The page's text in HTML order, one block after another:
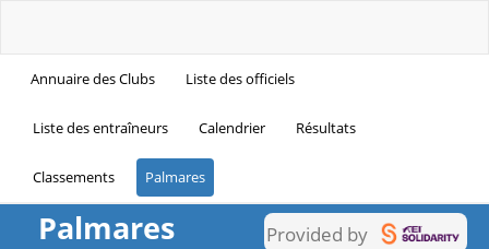
Annuaire des Clubs Liste des officiels
Liste des entraîneurs Calendrier Résultats
Classements Palmares
Palmares Provided by